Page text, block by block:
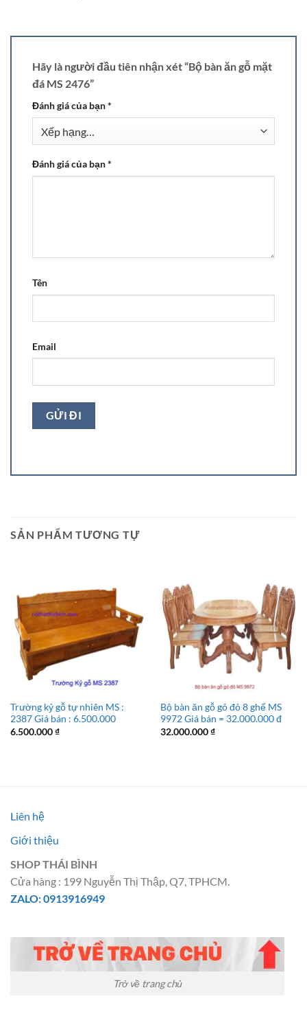
Hãy là người đầu tiên nhận xét “Bộ bàn ăn gỗ mặt
đá MS 2476”
Đánh giá của bạn*
Đánh giá của bạn*
Tên
Email
SẢN PHẨM TƯƠNG TỰ
Trường kỷ gỗ tự nhiên MS :
2387 Giá bán : 6.500.000
6.500.000₫
Bộ bàn ăn gỗ gỏ đỏ 8 ghế MS
9972 Giá bán = 32.000.000 đ
32.000.000₫
Liên hệ
Giới thiệu
SHOP THÁI BÌNH
Cửa hàng : 199 Nguyễn Thị Thập, Q7, TPHCM.
ZALO: 0913916949
Trở về trang chủ